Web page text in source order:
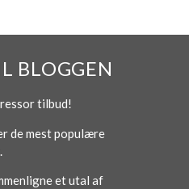
BLOGGEN
tilbud!
de mest populære
et utal af